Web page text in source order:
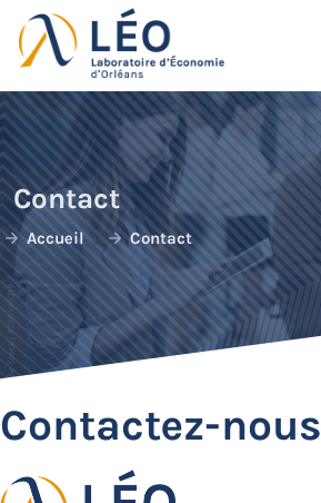
Passer
au
contenu
Contact
Accueil Contact
Contactez-nous